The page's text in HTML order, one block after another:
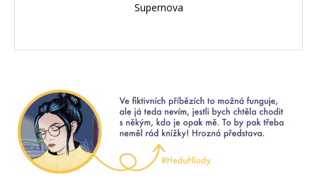
Supernova